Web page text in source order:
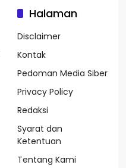
Halaman
Disclaimer
Kontak
Pedoman Media Siber
Privacy Policy
Redaksi
Syarat dan
Ketentuan
Tentang Kami